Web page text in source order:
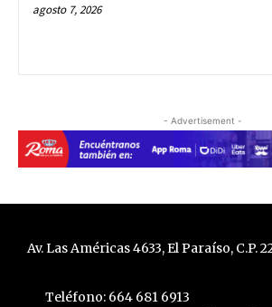
agosto 7, 2026
- Advertisement -
Av. Las Américas 4633, El Paraíso, C.P.
Teléfono: 664 681 6913